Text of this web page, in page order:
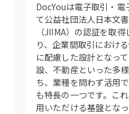
DocYouは電子取引・
て公益社団法人日本文
（JIIMA）の認証を取
り、企業間取引におけ
に配慮した設計となっ
設、不動産といった多
ち、業種を問わず活用
も特長の一つです。こ
用いただける基盤となっ